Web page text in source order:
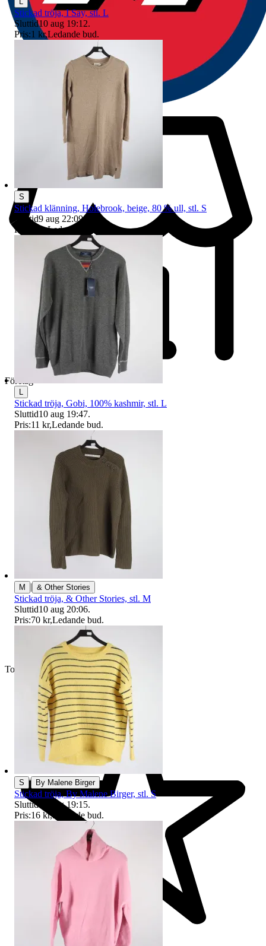
Företag
Toppsäljare
Stickad tröja, I Say, stl. L
Sluttid10 aug 19:12.
Pris:1 kr,Ledande bud.
S
Stickad klänning, Holebrook, beige, 80 % ull, stl. S
Sluttid9 aug 22:09.
Pris:
6 kr,Ledande bud
L
Stickad tröja, Gobi, 100% kashmir, stl. L
Sluttid10 aug 19:47.
Pris:11 kr,Ledande bud.
M | & Other Stories
Stickad tröja, & Other Stories, stl. M
Sluttid10 aug 20:06.
Pris:70 kr,Ledande bud.
S | By Malene Birger
Stickad tröja, By Malene Birger, stl. S
Sluttid 10 aug 19:15.
Pris:16 kr,Ledande bud.